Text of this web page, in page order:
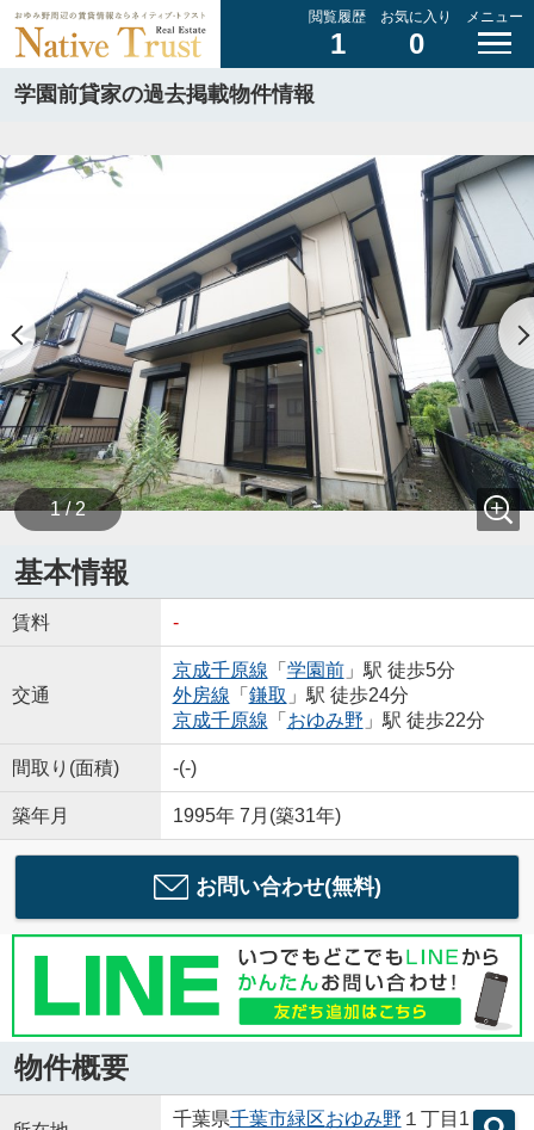
閲覧履歴
1
お気に入り
0
メニュー
学園前貸家の過去掲載物件情報
1 / 2
基本情報
賃料 -
交通
京成千原線 「 学園前」駅 徒歩5分
外房線 「 鎌取 」駅 徒歩24分
京成千原線 「 おゆみ野 」駅 徒歩22分
間取り(面積) -(-)
築年月 1995年 7月(築31年)
お問い合わせ(無料)
物件概要
千葉県千葉市緑区おゆみ野 １丁目1